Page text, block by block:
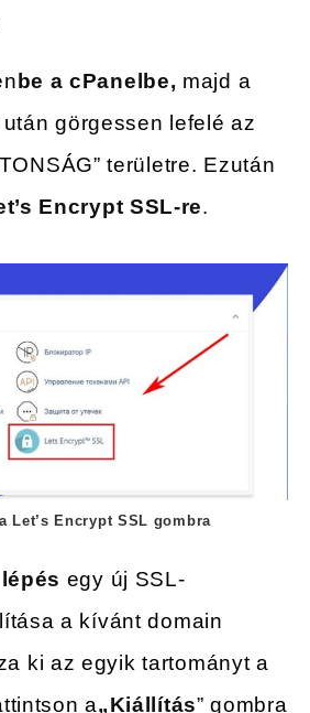
be a cPanelbe, majd a
görgessen lefelé az
területre. Ezután
Encrypt SSL-re.
Let’s Encrypt SSL gombra
egy új SSL-
a kívánt domain
ki az egyik tartományt a
a„Kiállítás” gombra